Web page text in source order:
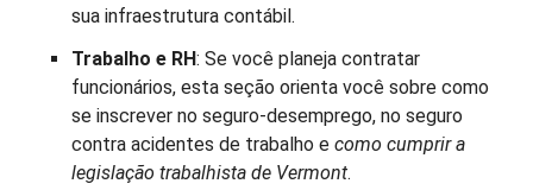
sua infraestrutura contábil.
Trabalho e RH: Se você planeja contratar
funcionários, esta seção orienta você sobre como
se inscrever no seguro-desemprego, no seguro
contra acidentes de trabalho e como cumprir a
legislação trabalhista de Vermont.